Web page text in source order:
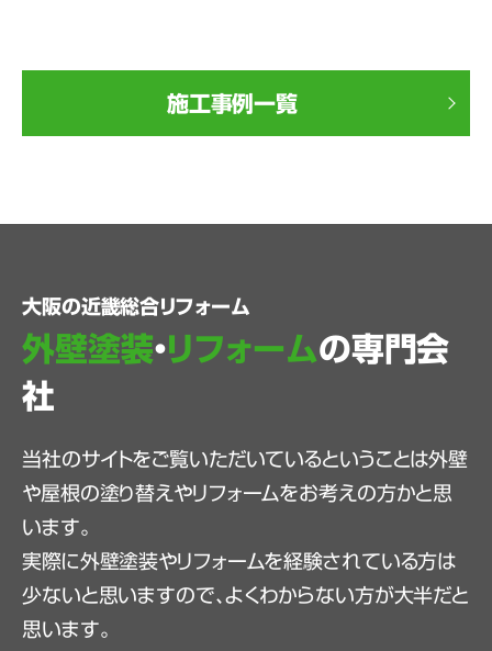
施工事例一覧
大阪の近畿総合リフォーム
外壁塗装・リフォームの専門会
社
当社のサイトをご覧いただいているということは外壁
や屋根の塗り替えやリフォームをお考えの方かと思
います。
実際に外壁塗装やリフォームを経験されている方は
少ないと思いますので、よくわからない方が大半だと
思います。